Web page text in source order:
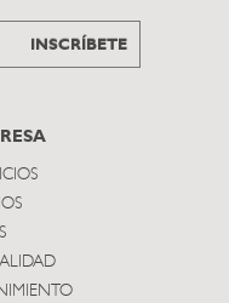
INSCRÍBETE